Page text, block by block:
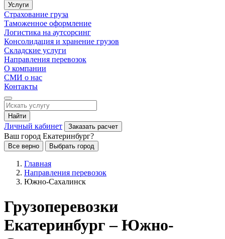
Услуги
Страхование груза
Таможенное оформление
Логистика на аутсорсинг
Консолидация и хранение грузов
Складские услуги
Направления перевозок
О компании
СМИ о нас
Контакты
Найти
Личный кабинет Заказать расчет
Ваш город Екатеринбург?
Все верно Выбрать город
Главная
Направления перевозок
Южно-Сахалинск
Грузоперевозки
Екатеринбург – Южно-